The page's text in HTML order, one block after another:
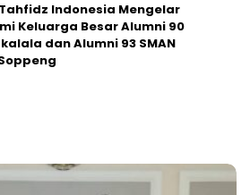
Indonesia Mengelar
Keluarga Besar Alumni 90
dan Alumni 93 SMAN